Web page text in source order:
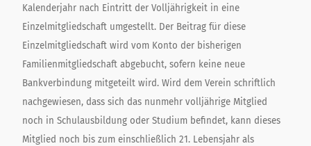
Kalenderjahr nach Eintritt der Volljährigkeit in eine
Einzelmitgliedschaft umgestellt. Der Beitrag für diese
Einzelmitgliedschaft wird vom Konto der bisherigen
Familienmitgliedschaft abgebucht, sofern keine neue
Bankverbindung mitgeteilt wird. Wird dem Verein schriftlich
nachgewiesen, dass sich das nunmehr volljährige Mitglied
noch in Schulausbildung oder Studium befindet, kann dieses
Mitglied noch bis zum einschließlich 21. Lebensjahr als